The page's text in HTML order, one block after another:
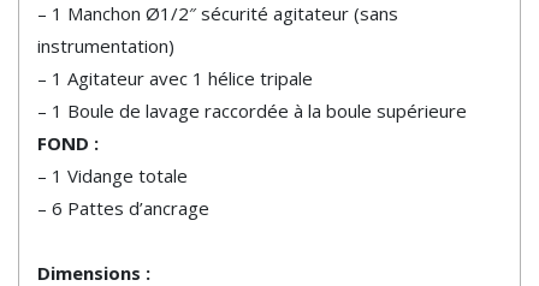
– 1 Manchon Ø1/2″ sécurité agitateur (sans
instrumentation)
– 1 Agitateur avec 1 hélice tripale
– 1 Boule de lavage raccordée à la boule supérieure
FOND :
– 1 Vidange totale
– 6 Pattes d’ancrage
Dimensions :